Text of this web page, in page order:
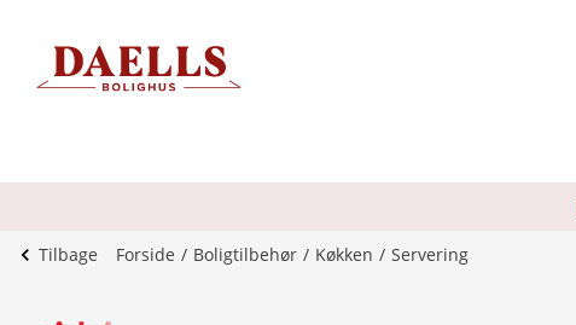
Tilbage Forside Boligtilbehør Køkken Servering